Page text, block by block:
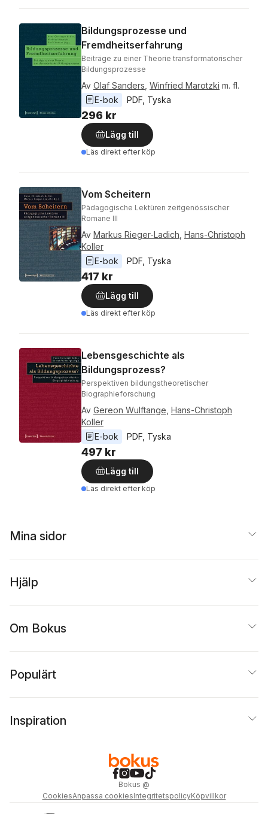
Bildungsprozesse und
Fremdheitserfahrung
Beiträge zu einer Theorie transformatorischer
Bildungsprozesse
Av Olaf Sanders Winfried Marotzki m. fl.
E-bok
PDF Tyska
296 kr
Lägg till
Läs direkt efter köp
Vom Scheitern
Pädagogische Lektüren zeitgenössischer
Romane III
Av Markus Rieger-Ladich Hans-Christoph
Koller
E-bok
PDF Tyska
417 kr
Lägg till
Läs direkt efter köp
Lebensgeschichte als
Bildungsprozess?
Perspektiven bildungstheoretischer
Biographieforschung
Av Gereon Wulftange Hans-Christoph
Koller
E-bok
PDF Tyska
497 kr
Lägg till
Läs direkt efter köp
Mina sidor
Hjälp
Om Bokus
Populärt
Inspiration
Bokus @
CookiesAnpassa cookiesIntegritetspolicyKöpvillkor